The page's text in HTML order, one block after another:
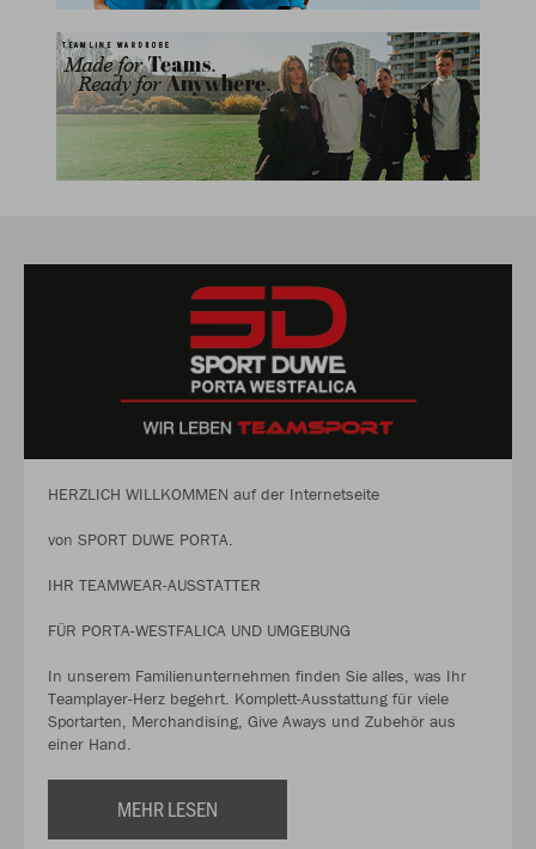
HERZLICH WILLKOMMEN auf der Internetseite
von SPORT DUWE PORTA.
IHR TEAMWEAR-AUSSTATTER
FÜR PORTA-WESTFALICA UND UMGEBUNG
In unserem Familienunternehmen finden Sie alles, was Ihr
Teamplayer-Herz begehrt. Komplett-Ausstattung für viele
Sportarten, Merchandising, Give Aways und Zubehör aus
einer Hand.
MEHR LESEN